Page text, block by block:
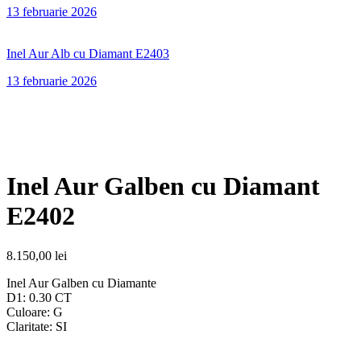
13 februarie 2026
Inel Aur Alb cu Diamant E2403
13 februarie 2026
Inel Aur Galben cu Diamant
E2402
8.150,00 lei
Inel Aur Galben cu Diamante
D1: 0.30 CT
Culoare: G
Claritate: SI